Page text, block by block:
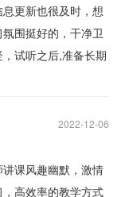
更新也很及时，想
围挺好的，干净卫
试听之后,准备长期
2022-12-06
课风趣幽默，激情
高效率的教学方式